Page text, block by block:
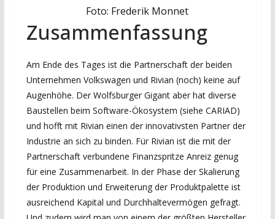
Foto: Frederik Monnet
Zusammenfassung
Am Ende des Tages ist die Partnerschaft der beiden
Unternehmen Volkswagen und Rivian (noch) keine auf
Augenhöhe. Der Wolfsburger Gigant aber hat diverse
Baustellen beim Software-Ökosystem (siehe CARIAD)
und hofft mit Rivian einen der innovativsten Partner der
Industrie an sich zu binden. Für Rivian ist die mit der
Partnerschaft verbundene Finanzspritze Anreiz genug
für eine Zusammenarbeit. In der Phase der Skalierung
der Produktion und Erweiterung der Produktpalette ist
ausreichend Kapital und Durchhaltevermögen gefragt.